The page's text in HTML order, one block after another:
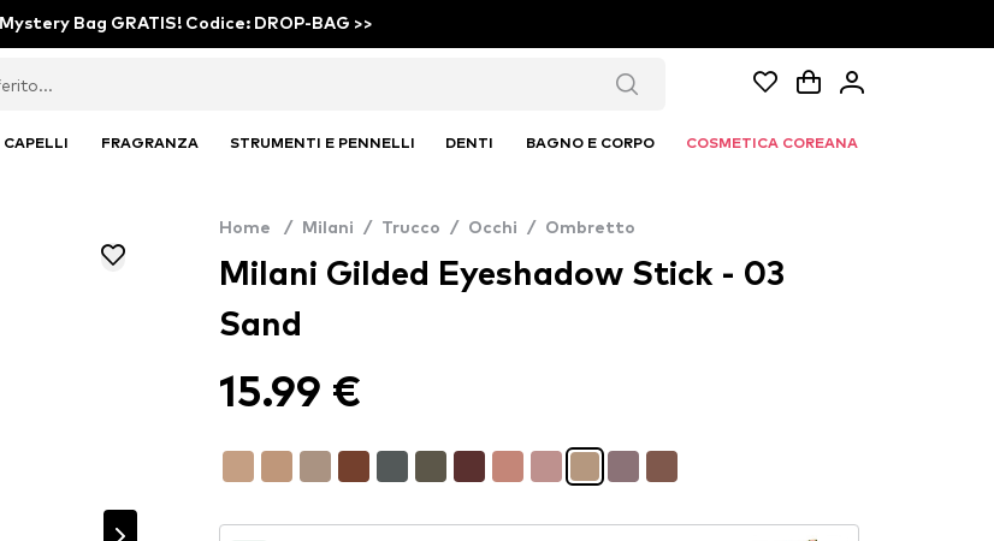
Mystery Bag GRATIS! Codice: DROP-BAG >>
CAPELLI FRAGRANZA STRUMENTI E PENNELLI DENTI BAGNO E CORPO COSMETICA COREANA
Home / Milani / Trucco / Occhi / Ombretto
Milani Gilded Eyeshadow Stick - 03
Sand
15.99 €